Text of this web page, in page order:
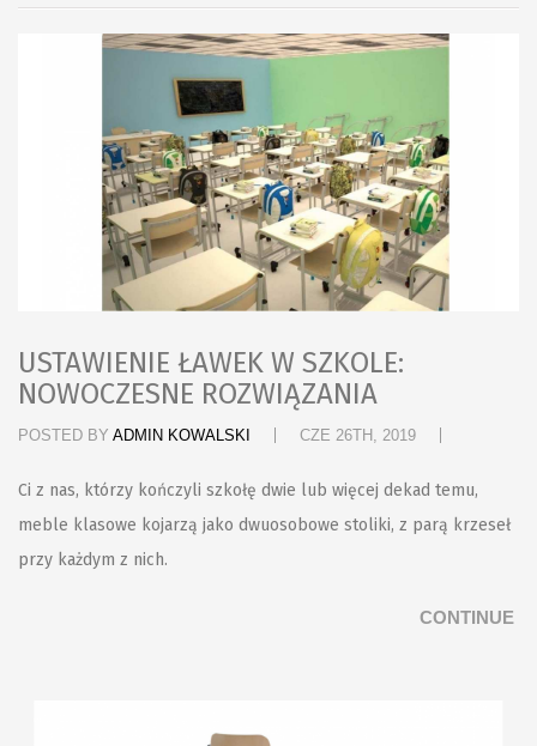
USTAWIENIE ŁAWEK W SZKOLE:
NOWOCZESNE ROZWIĄZANIA
POSTED BY ADMIN KOWALSKI CZE 26TH, 2019
Ci z nas, którzy kończyli szkołę dwie lub więcej dekad temu,
meble klasowe kojarzą jako dwuosobowe stoliki, z parą krzeseł
przy każdym z nich.
CONTINUE